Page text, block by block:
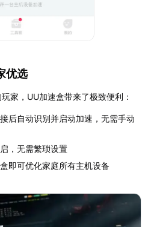
优选
家，UU加速盒带来了极致便利：
接后自动识别并启动加速，无需手动
，无需繁琐设置
即可优化家庭所有主机设备